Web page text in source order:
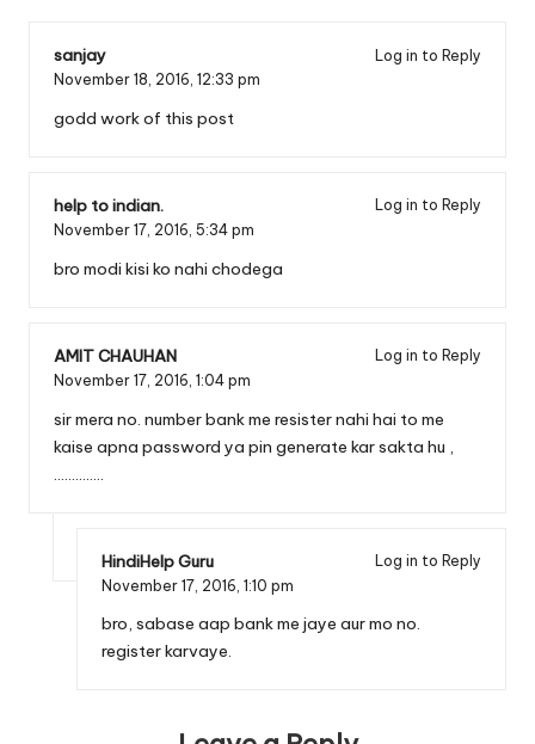
sanjay
Log in to Reply
November 18, 2016, 12:33 pm
godd work of this post
help to indian.
Log in to Reply
November 17, 2016, 5:34 pm
bro modi kisi ko nahi chodega
AMIT CHAUHAN
Log in to Reply
November 17, 2016, 1:04 pm
sir mera no. number bank me resister nahi hai to me
kaise apna password ya pin generate kar sakta hu ,
HindiHelp Guru
Log in to Reply
November 17, 2016, 1:10 pm
bro, sabase aap bank me jaye aur mo no.
register karvaye.